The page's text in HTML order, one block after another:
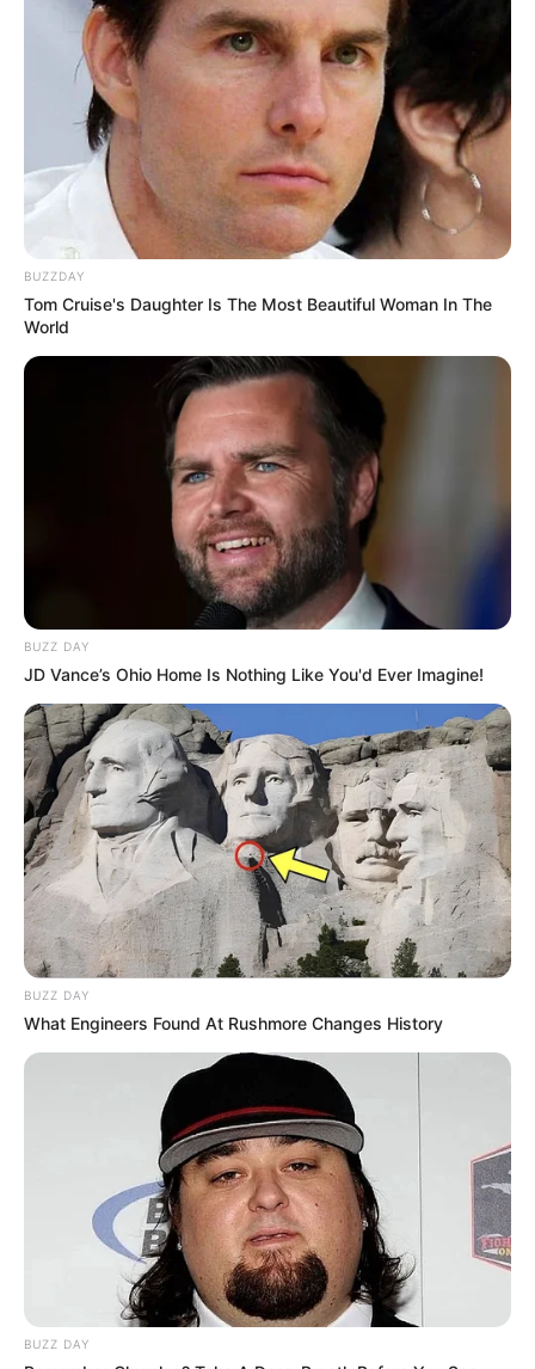
(foto: instagram.com/_irishbella_)
2. Bersama sang Ibunda tercinta
3. Foto bareng Ammar Zoni dalam SCTV Awards 2018.
BUZZDAY
Tom Cruise's Daughter Is The Most Beautiful Woman In The
World
BUZZ DAY
JD Vance’s Ohio Home Is Nothing Like You'd Ever Imagine!
BUZZ DAY
What Engineers Found At Rushmore Changes History
BUZZ DAY